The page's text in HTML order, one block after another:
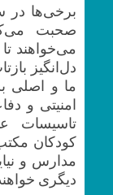
برخی‌ها
صحبت
می‌خواهند
دل‌انگیز
ما و اصلی
امنیتی و
تاسیسات
کودکان
مدارس و
دیگری